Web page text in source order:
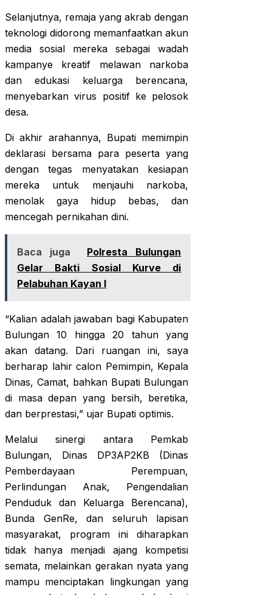
Selanjutnya, remaja yang akrab dengan
teknologi didorong memanfaatkan akun
media sosial mereka sebagai wadah
kampanye kreatif melawan narkoba
dan edukasi keluarga berencana,
menyebarkan virus positif ke pelosok
desa.
Di akhir arahannya, Bupati memimpin
deklarasi bersama para peserta yang
dengan tegas menyatakan kesiapan
mereka untuk menjauhi narkoba,
menolak gaya hidup bebas, dan
mencegah pernikahan dini.
Baca juga
Polresta Bulungan
Gelar Bakti Sosial Kurve di
Pelabuhan Kayan I
“Kalian adalah jawaban bagi Kabupaten
Bulungan 10 hingga 20 tahun yang
akan datang. Dari ruangan ini, saya
berharap lahir calon Pemimpin, Kepala
Dinas, Camat, bahkan Bupati Bulungan
di masa depan yang bersih, beretika,
dan berprestasi,” ujar Bupati optimis.
Melalui sinergi antara Pemkab
Bulungan, Dinas DP3AP2KB (Dinas
Pemberdayaan Perempuan,
Perlindungan Anak, Pengendalian
Penduduk dan Keluarga Berencana),
Bunda GenRe, dan seluruh lapisan
masyarakat, program ini diharapkan
tidak hanya menjadi ajang kompetisi
semata, melainkan gerakan nyata yang
mampu menciptakan lingkungan yang